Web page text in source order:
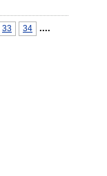
33 34 ....